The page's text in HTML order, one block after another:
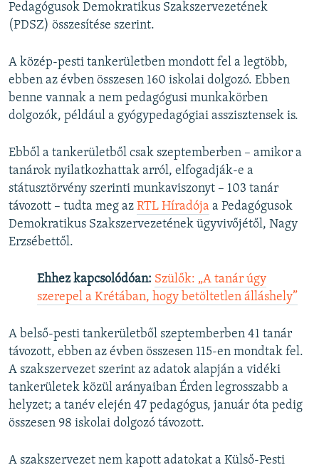
Pedagógusok Demokratikus Szakszervezetének
(PDSZ) összesítése szerint.
A közép-pesti tankerületben mondott fel a legtöbb,
ebben az évben összesen 160 iskolai dolgozó. Ebben
benne vannak a nem pedagógusi munkakörben
dolgozók, például a gyógypedagógiai asszisztensek is.
Ebből a tankerületből csak szeptemberben – amikor a
tanárok nyilatkozhattak arról, elfogadják-e a
státusztörvény szerinti munkaviszonyt – 103 tanár
távozott – tudta meg az RTL Híradója a Pedagógusok
Demokratikus Szakszervezetének ügyvivőjétől, Nagy
Erzsébettől.
Ehhez kapcsolódóan: Szülők: „A tanár úgy
szerepel a Krétában, hogy betöltetlen álláshely”
A belső-pesti tankerületből szeptemberben 41 tanár
távozott, ebben az évben összesen 115-en mondtak fel.
A szakszervezet szerint az adatok alapján a vidéki
tankerületek közül arányaiban Érden legrosszabb a
helyzet; a tanév elején 47 pedagógus, január óta pedig
összesen 98 iskolai dolgozó távozott.
A szakszervezet nem kapott adatokat a Külső-Pesti